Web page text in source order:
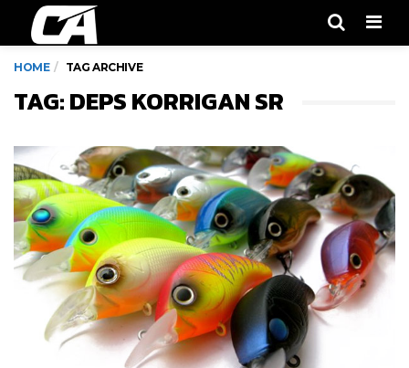
HOME TAG ARCHIVE
TAG: DEPS KORRIGAN SR